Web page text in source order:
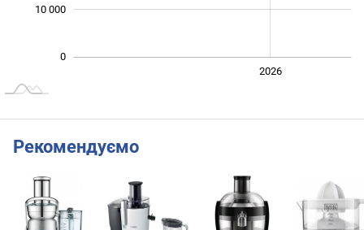
0
10 000
2026
Рекомендуємо